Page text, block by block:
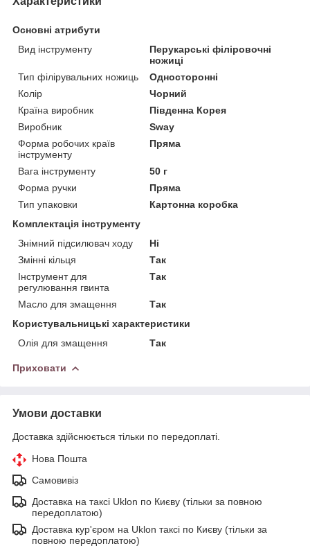
Основні атрибути
Вид інструменту
Перукарські філіровочні
ножиці
Тип філірувальних ножиць
Односторонні
Колір
Чорний
Країна виробник
Південна Корея
Виробник
Sway
Форма робочих країв
інструменту
Пряма
Вага інструменту
50 г
Форма ручки
Пряма
Тип упаковки
Картонна коробка
Комплектація інструменту
Знімний підсилювач ходу
Ні
Змінні кільця
Так
Інструмент для
регулювання гвинта
Так
Масло для змащення
Так
Користувальницькі характеристики
Олія для змащення
Так
Приховати
Умови доставки
Доставка здійснюється тільки по передоплаті.
Нова Пошта
Самовивіз
Доставка на таксі Uklon по Києву (тільки за повною
передоплатою)
Доставка кур'єром на Uklon таксі по Києву (тільки за
повною передоплатою)